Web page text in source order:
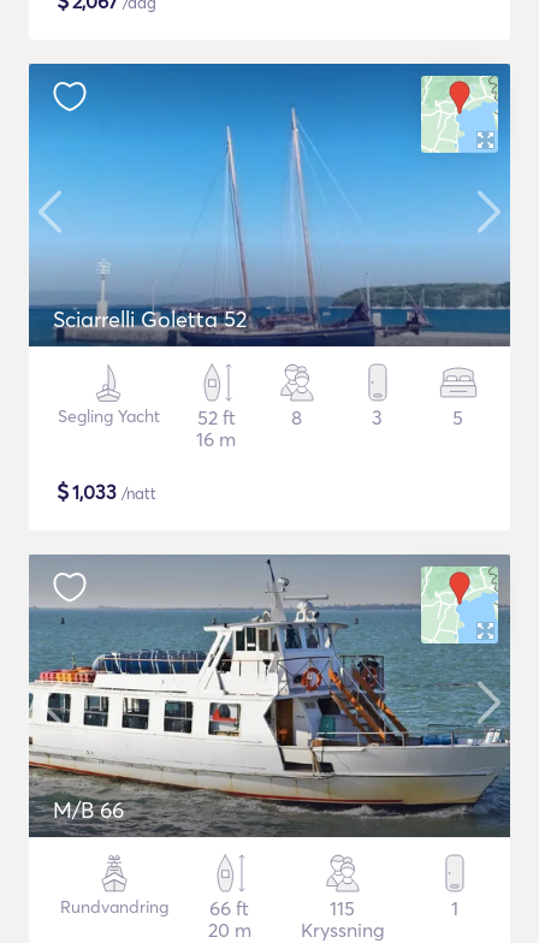
Sciarrelli Goletta 52
Segling Yacht
52 ft
16 m
8 3 5
$1,033 /natt
M/B 66
Rundvandring
66 ft
20 m
115
Kryssning
1